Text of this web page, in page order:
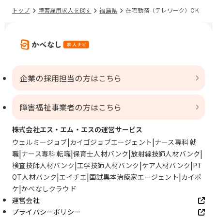
トップ 障害雇用求人を探す 福島県 在宅勤務（テレワーク）OK
企業の採用担当の方はこちら
障害福祉事業者の方はこちら
株式会社エス・エム・エスの運営サービス
ウェルミージョブ カイゴジョブエージェント ナース専科 就
職 ナース専科 転職 保育士人材バンク 放射線技師人材バンク
検査技師人材バンク 工学技師人材バンク ケア人材バンク PT
OT人材バンク エイチエ 国試黒本治療家エージェント カイポ
ケ かべなしクラウド
運営会社
プライバシーポリシー